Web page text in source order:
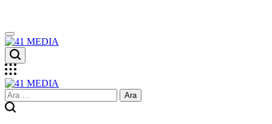
Skip
to
content
41
MEDIA
41
MEDIA
Arama: